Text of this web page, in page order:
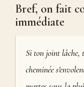
Bref, on fait
immédiate
Si ton joint lâche,
cheminée